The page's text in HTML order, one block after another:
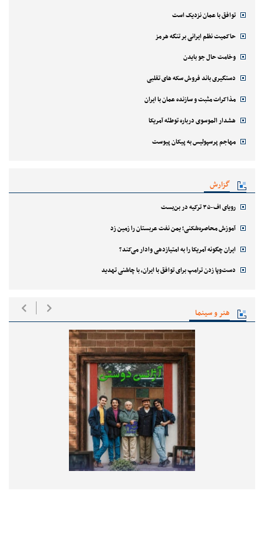
توافق با عمان نزدیک است
حاکمیت نظم ایرانی بر تنگه هرمز
وخامت حال جو بایدن
دستگیری باند فروش سکه های تقلبی
مذاکرات مثبت و سازنده عمان با ایران
هشدار الموسوی درباره توطئه آمریکا
مهاجم پرسپولیس به پیکان پیوست
گزارش
رویای اف-۳۵ ترکیه در بن‌بست
آموزش محاصره‌شکنی؛ یمن نفت عربستان را زمین زد
ایران چگونه آمریکا را به امتیازدهی وادار می‌کند؟
دست‌وپا زدن ترامپ برای توافق با ایران، با چاشنی تهدید
هنر و سینما